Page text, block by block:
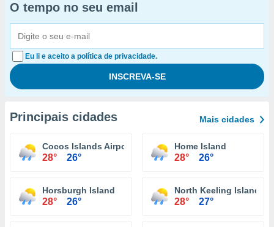
O tempo no seu email
Eu li e aceito a política de privacidade.
Principais cidades Mais cidades
Cocos Islands Airport
28° 26°
Home Island
28° 26°
Horsburgh Island
28° 26°
North Keeling Island
28° 27°